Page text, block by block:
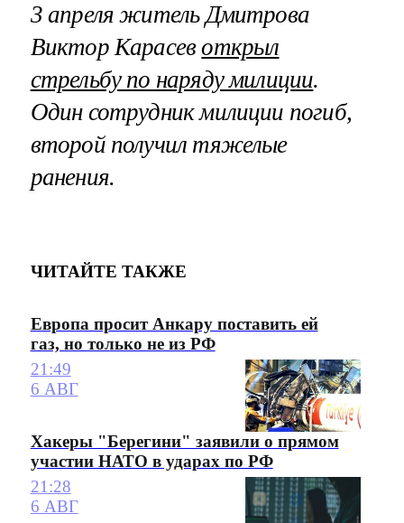
3 апреля житель Дмитрова
Виктор Карасевоткрыл
стрельбу по наряду милиции.
Один сотрудник милиции погиб,
второй получил тяжелые
ранения.
ЧИТАЙТЕ ТАКЖЕ
Европа просит Анкару поставить ей
газ, но только не из РФ
21:49
6 АВГ
Хакеры "Берегини" заявили о прямом
участии НАТО в ударах по РФ
21:28
6 АВГ